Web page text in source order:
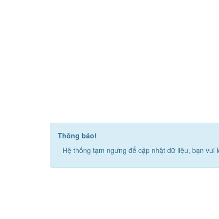
Thông báo!
Hệ thống tạm ngưng để cập nhật dữ liệu, bạn vui